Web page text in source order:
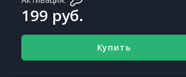
199 руб.
Купить